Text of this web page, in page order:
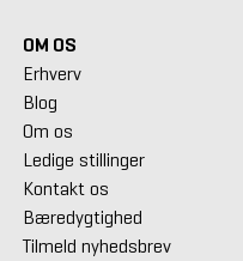
OM OS
Erhverv
Blog
Om os
Ledige stillinger
Kontakt os
Bæredygtighed
Tilmeld nyhedsbrev